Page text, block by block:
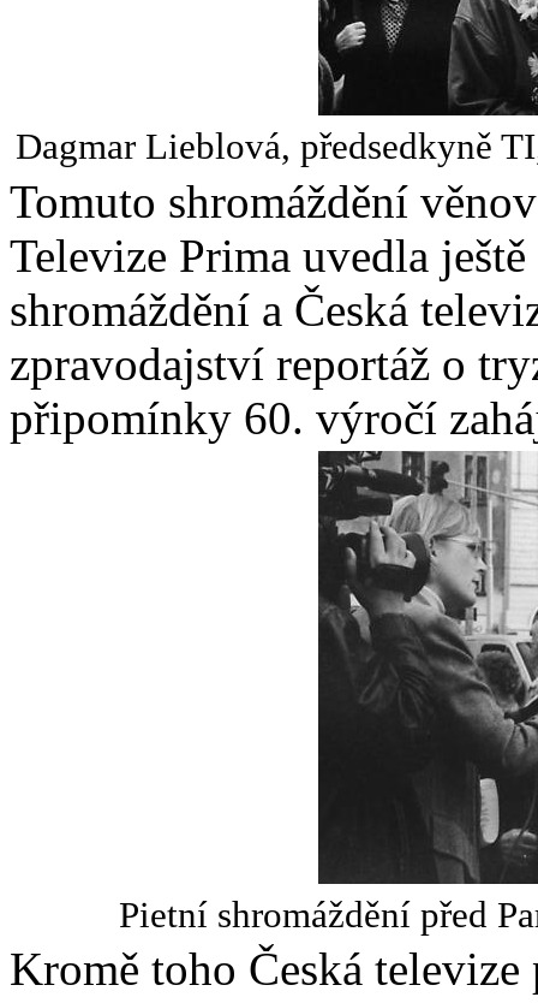
Dagmar Lieblová, předsedkyně
Tomuto shromáždění
Televize Prima uvedla
shromáždění a Česká
zpravodajství reportáž o
připomínky 60. výročí
Pietní shromáždění před
Kromě toho Česká